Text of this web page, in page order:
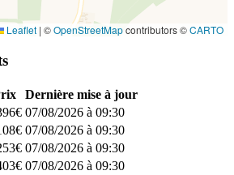
Leaflet | ©OpenStreetMapcontributors ©CARTO
Dernière mise à jour
07/08/2026 à 09:30
07/08/2026 à 09:30
07/08/2026 à 09:30
07/08/2026 à 09:30